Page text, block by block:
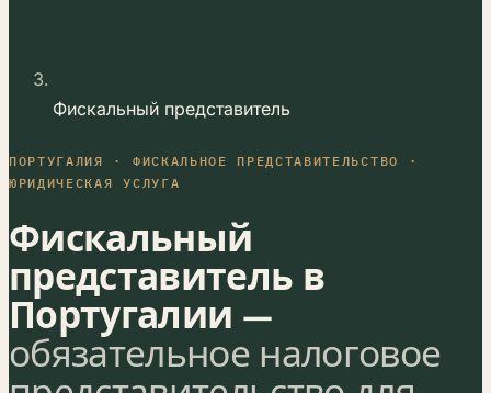
Фискальный представитель
ПОРТУГАЛИЯ · ФИСКАЛЬНОЕ ПРЕДСТАВИТЕЛЬСТВО ·
ЮРИДИЧЕСКАЯ УСЛУГА
Фискальный
представитель в
Португалии —
обязательное налоговое